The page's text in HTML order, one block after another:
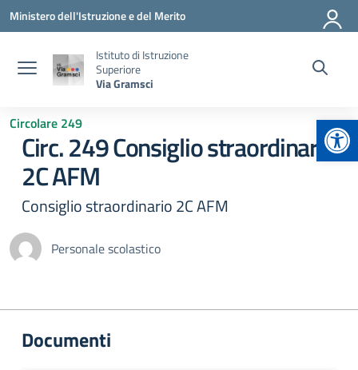
Vai ai contenuti
Vai al menu di navigazione
Vai al footer
Ministero dell'Istruzione e del Merito
Istituto di Istruzione
Superiore
Via Gramsci
Circolare 249
Circ. 249 Consiglio straordinario
2C AFM
Consiglio straordinario 2C AFM
Personale scolastico
Documenti